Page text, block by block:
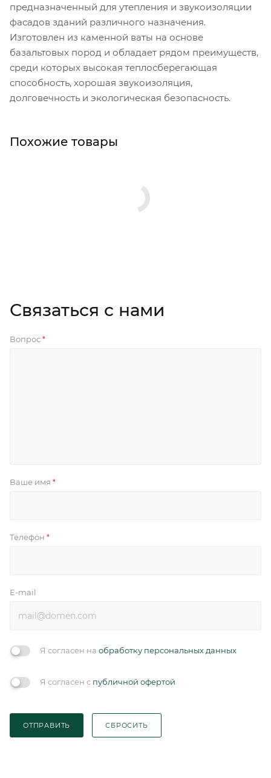
предназначенный для утепления и звукоизоляции
фасадов зданий различного назначения.
Изготовлен из каменной ваты на основе
базальтовых пород и обладает рядом преимуществ,
среди которых высокая теплосберегающая
способность, хорошая звукоизоляция,
долговечность и экологическая безопасность.
Похожие товары
Связаться с нами
Вопрос *
Ваше имя *
Телефон *
E-mail
Я согласен на обработку персональных данных
Я согласен с публичной офертой
ОТПРАВИТЬ СБРОСИТЬ